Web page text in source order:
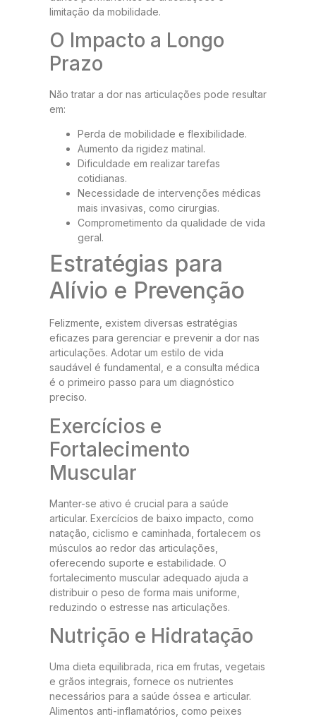
limitação da mobilidade.
O Impacto a Longo
Prazo
Não tratar a dor nas articulações pode resultar
em:
Perda de mobilidade e flexibilidade.
Aumento da rigidez matinal.
Dificuldade em realizar tarefas
cotidianas.
Necessidade de intervenções médicas
mais invasivas, como cirurgias.
Comprometimento da qualidade de vida
geral.
Estratégias para
Alívio e Prevenção
Felizmente, existem diversas estratégias
eficazes para gerenciar e prevenir a dor nas
articulações. Adotar um estilo de vida
saudável é fundamental, e a consulta médica
é o primeiro passo para um diagnóstico
preciso.
Exercícios e
Fortalecimento
Muscular
Manter-se ativo é crucial para a saúde
articular. Exercícios de baixo impacto, como
natação, ciclismo e caminhada, fortalecem os
músculos ao redor das articulações,
oferecendo suporte e estabilidade. O
fortalecimento muscular adequado ajuda a
distribuir o peso de forma mais uniforme,
reduzindo o estresse nas articulações.
Nutrição e Hidratação
Uma dieta equilibrada, rica em frutas, vegetais
e grãos integrais, fornece os nutrientes
necessários para a saúde óssea e articular.
Alimentos anti-inflamatórios, como peixes